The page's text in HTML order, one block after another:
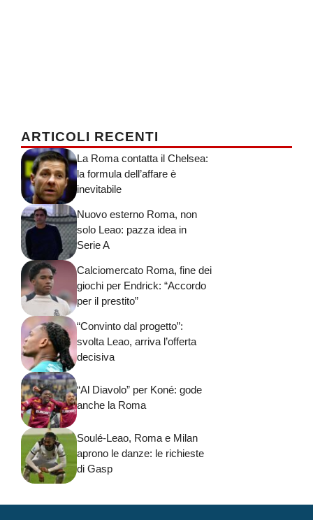
ARTICOLI RECENTI
La Roma contatta il Chelsea:
la formula dell’affare è
inevitabile
Nuovo esterno Roma, non
solo Leao: pazza idea in
Serie A
Calciomercato Roma, fine dei
giochi per Endrick: “Accordo
per il prestito”
“Convinto dal progetto”:
svolta Leao, arriva l’offerta
decisiva
“Al Diavolo” per Koné: gode
anche la Roma
Soulé-Leao, Roma e Milan
aprono le danze: le richieste
di Gasp